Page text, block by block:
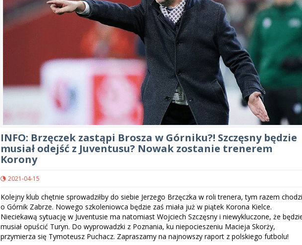
INFO: Brzęczek zastąpi Brosza w Górniku?! Szczęsny będzie
musiał odejść z Juventusu? Nowak zostanie trenerem
Korony
2021-04-15
Kolejny klub chętnie sprowadziłby do siebie Jerzego Brzęczka w roli trenera, tym razem
o Górnik Zabrze. Nowego szkoleniowca będzie zaś miała już w piątek Korona Kielce.
Nieciekawą sytuację w Juventusie ma natomiast Wojciech Szczęsny i niewykluczone, że
musiał opuścić Turyn. Do wyprowadzki z Poznania, ku niepocieszeniu Macieja Skorży,
przymierza się Tymoteusz Puchacz. Zapraszamy na najnowszy raport z polskiego futbolu!